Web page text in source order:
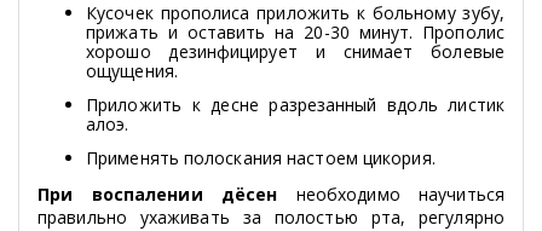
Кусочек прополиса приложить к больному зубу,
прижать и оставить на 20-30 минут. Прополис
хорошо дезинфицирует и снимает болевые
ощущения.
Приложить к десне разрезанный вдоль листик
алоэ.
Применять полоскания настоем цикория.
При воспалении дёсен необходимо научиться
правильно ухаживать за полостью рта, регулярно